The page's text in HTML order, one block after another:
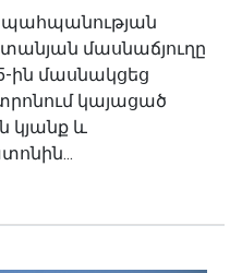
պահպանության
մասնաճյուղը
ին մասնակցեց
կայացած
կյանք և